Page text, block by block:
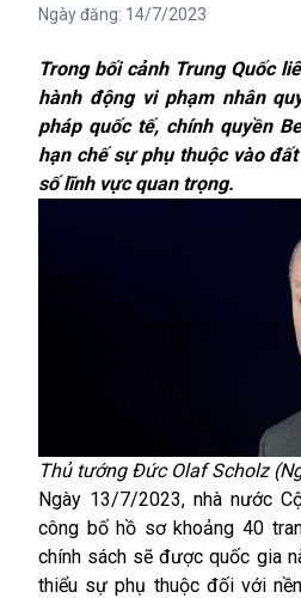
Ngày đăng: 14/7/2023
Trong bối cảnh Trung Quốc
hành động vi phạm nhân
pháp quốc tế, chính quyền
hạn chế sự phụ thuộc vào
số lĩnh vực quan trọng.
Thủ tướng Đức Olaf Scholz
Ngày 13/7/2023, nhà nước
công bố hồ sơ khoảng 40
chính sách sẽ được quốc gia
thiểu sự phụ thuộc đối với